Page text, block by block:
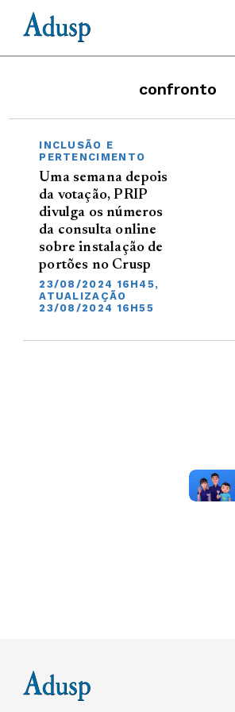
confronto
INCLUSÃO E
PERTENCIMENTO
Uma semana depois
da votação, PRIP
divulga os números
da consulta online
sobre instalação de
portões no Crusp
23/08/2024 16H45,
ATUALIZAÇÃO
23/08/2024 16H55